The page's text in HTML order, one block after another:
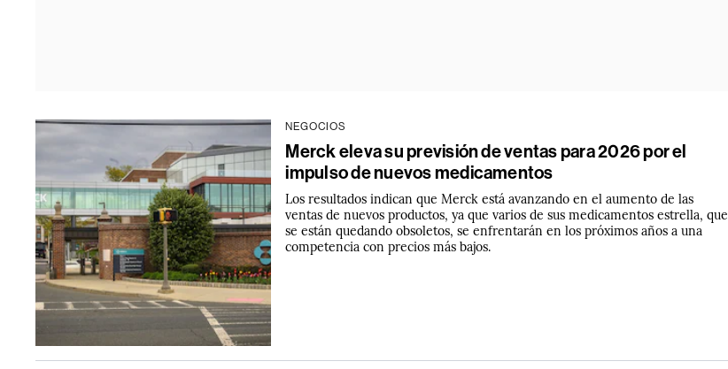
NEGOCIOS
Merck eleva su previsión de ventas para 2026 por el
impulso de nuevos medicamentos
Los resultados indican que Merck está avanzando en el aumento de las
ventas de nuevos productos, ya que varios de sus medicamentos estrella, que
se están quedando obsoletos, se enfrentarán en los próximos años a una
competencia con precios más bajos.